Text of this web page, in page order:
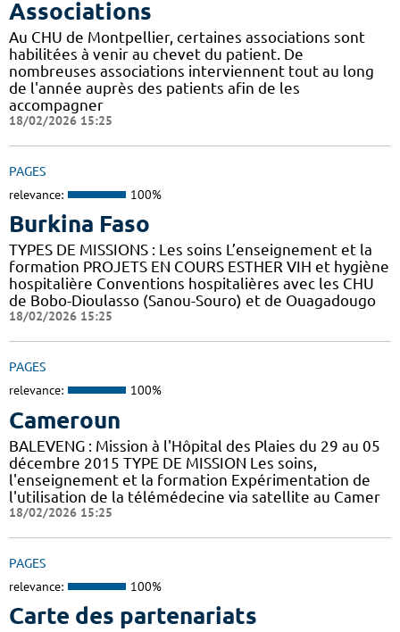
Associations
Au CHU de Montpellier, certaines associations sont
habilitées à venir au chevet du patient. De
nombreuses associations interviennent tout au long
de l'année auprès des patients afin de les
accompagner
18/02/2026 15:25
PAGES
relevance: 100%
Burkina Faso
TYPES DE MISSIONS : Les soins L’enseignement et la
formation PROJETS EN COURS ESTHER VIH et hygiène
hospitalière Conventions hospitalières avec les CHU
de Bobo-Dioulasso (Sanou-Souro) et de Ouagadougo
18/02/2026 15:25
PAGES
relevance: 100%
Cameroun
BALEVENG : Mission à l'Hôpital des Plaies du 29 au 05
décembre 2015 TYPE DE MISSION Les soins,
l'enseignement et la formation Expérimentation de
l'utilisation de la télémédecine via satellite au Camer
18/02/2026 15:25
PAGES
relevance: 100%
Carte des partenariats